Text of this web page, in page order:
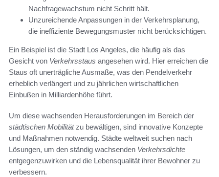
Nachfragewachstum nicht Schritt hält.
Unzureichende Anpassungen in der Verkehrsplanung,
die ineffiziente Bewegungsmuster nicht berücksichtigen.
Ein Beispiel ist die Stadt Los Angeles, die häufig als das
Gesicht von Verkehrsstaus angesehen wird. Hier erreichen die
Staus oft unerträgliche Ausmaße, was den Pendelverkehr
erheblich verlängert und zu jährlichen wirtschaftlichen
Einbußen in Milliardenhöhe führt.
Um diese wachsenden Herausforderungen im Bereich der
städtischen Mobilitätzu bewältigen, sind innovative Konzepte
und Maßnahmen notwendig. Städte weltweit suchen nach
Lösungen, um den ständig wachsenden Verkehrsdichte
entgegenzuwirken und die Lebensqualität ihrer Bewohner zu
verbessern.